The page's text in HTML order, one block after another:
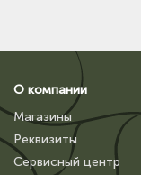
О компании
Магазины
Реквизиты
Сервисный центр